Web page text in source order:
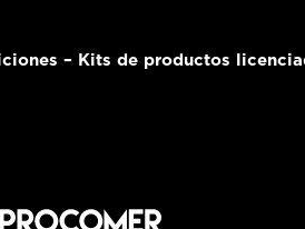
– Kits de productos